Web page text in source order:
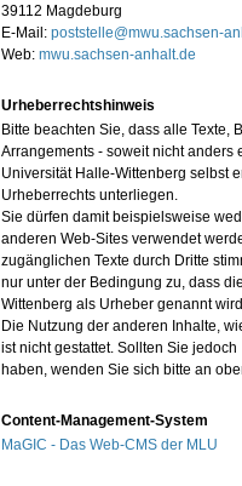
39112 Magdeburg
E-Mail: poststelle@mwu.sachsen-
Web: mwu.sachsen-anhalt.de
Urheberrechtshinweis
Bitte beachten Sie, dass alle Texte,
Arrangements - soweit nicht anders
Universität Halle-Wittenberg selbst
Urheberrechts unterliegen.
Sie dürfen damit beispielsweise
anderen Web-Sites verwendet
zugänglichen Texte durch Dritte
nur unter der Bedingung zu, dass
Wittenberg als Urheber genannt
Die Nutzung der anderen Inhalte,
ist nicht gestattet. Sollten Sie
haben, wenden Sie sich bitte an
Content-Management-System
MaGIC - Das Web-CMS der MLU